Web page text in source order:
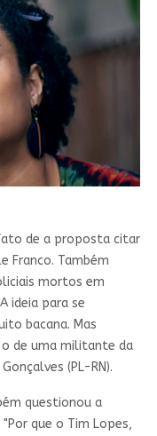
de a proposta citar
Franco. Também
mortos em
ideia para se
bacana. Mas
de uma militante da
(PL-RN).
questionou a
que o Tim Lopes,